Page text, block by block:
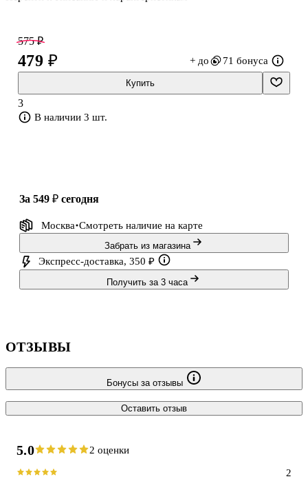
помогают школьникам пережить славные победы и тяжёлые
испытания родной страны, лучше понять особенности
национального характера, сформировать гражданскую
патриотическую позицию. Все произведения отобраны в
соответствии с Федеральным государственным
575 ₽
479 ₽ + до 71 бонуса
Купить
3
В наличии 3 шт.
за 549 ₽ сегодня
Москва Смотреть наличие на карте
Забрать из магазина
Экспресс-доставка, 350 ₽
Получить за 3 часа
ОТЗЫВЫ
Бонусы за отзывы
Оставить отзыв
5.0 2 оценки
2